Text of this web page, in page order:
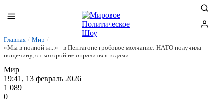
Главная / Мир /
«Мы в полной ж...» - в Пентагоне гробовое молчание: НАТО получила
пощечину, от которой не оправиться годами
Мир
19:41, 13 февраль 2026
1 089
0